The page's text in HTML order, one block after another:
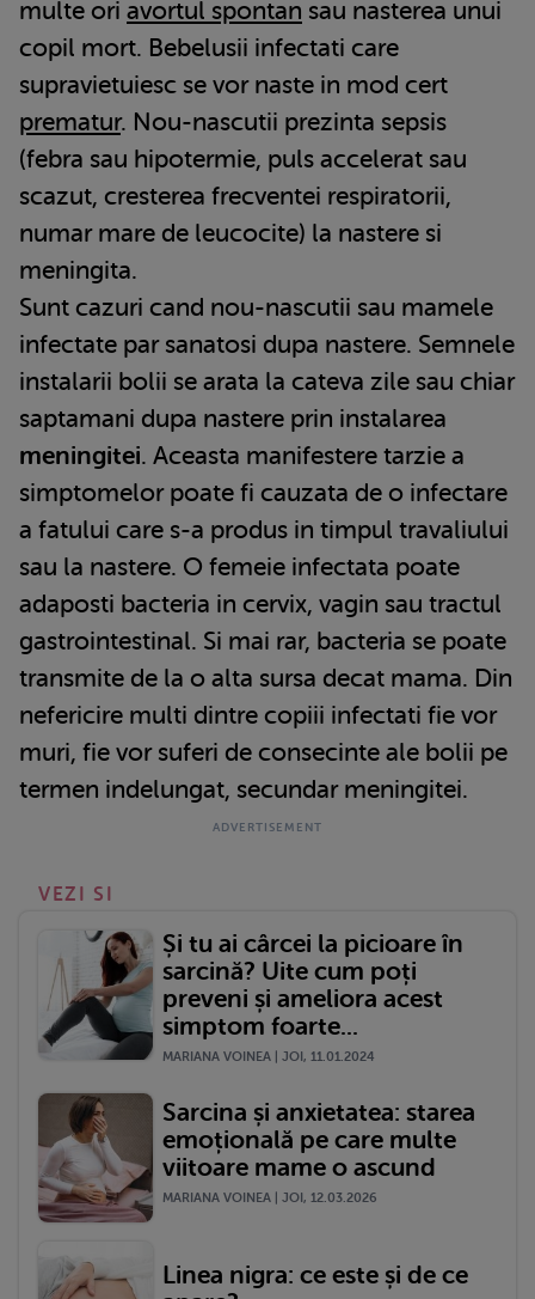
multe ori avortul spontan sau nasterea unui
copil mort. Bebelusii infectati care
supravietuiesc se vor naste in mod cert
prematur. Nou-nascutii prezinta sepsis
(febra sau hipotermie, puls accelerat sau
scazut, cresterea frecventei respiratorii,
numar mare de leucocite) la nastere si
meningita.
Sunt cazuri cand nou-nascutii sau mamele
infectate par sanatosi dupa nastere. Semnele
instalarii bolii se arata la cateva zile sau chiar
saptamani dupa nastere prin instalarea
meningitei. Aceasta manifestere tarzie a
simptomelor poate fi cauzata de o infectare
a fatului care s-a produs in timpul travaliului
sau la nastere. O femeie infectata poate
adaposti bacteria in cervix, vagin sau tractul
gastrointestinal. Si mai rar, bacteria se poate
transmite de la o alta sursa decat mama. Din
nefericire multi dintre copiii infectati fie vor
muri, fie vor suferi de consecinte ale bolii pe
termen indelungat, secundar meningitei.
VEZI SI
Și tu ai cârcei la picioare în
sarcină? Uite cum poți
preveni și ameliora acest
simptom foarte...
MARIANA VOINEA | JOI, 11.01.2024
Sarcina și anxietatea: starea
emoțională pe care multe
viitoare mame o ascund
MARIANA VOINEA | JOI, 12.03.2026
Linea nigra: ce este și de ce